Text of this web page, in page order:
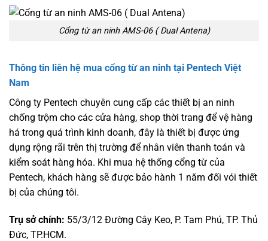
Cổng từ an ninh AMS-06 ( Dual Antena)
Thông tin liên hệ mua cổng từ an ninh tại Pentech Việt
Nam
Công ty Pentech chuyên cung cấp các thiết bị an ninh
chống trộm cho các cửa hàng, shop thời trang để vệ hàng
há trong quá trình kinh doanh, đây là thiết bị được ứng
dụng rộng rãi trên thị trường để nhân viên thanh toán và
kiểm soát hàng hóa. Khi mua hệ thống cổng từ của
Pentech, khách hàng sẽ được bảo hành 1 năm đối vói thiết
bị của chúng tôi.
Trụ sở chính: 55/3/12 Đường Cây Keo, P. Tam Phú, TP. Thủ
Đức, TP.HCM.